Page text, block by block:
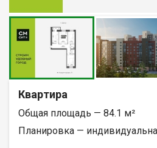
Квартира
Общая площадь — 84.1 м²
Планировка —